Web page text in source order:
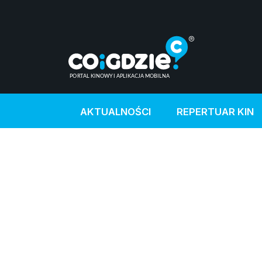
AKTUALNOŚCI REPERTUAR KIN